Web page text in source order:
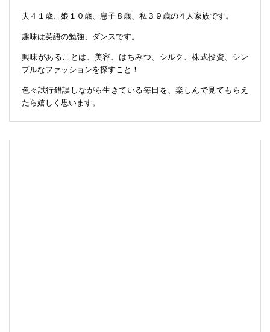
夫４１歳、娘１０歳、息子８歳、私３９歳の４人家族です。
趣味は英語の勉強、ダンスです。
興味があることは、美容、はちみつ、シルク、株式投資、シン
プルなファッションを探すこと！
色々試行錯誤しながら生きている毎日を、楽しんで見てもらえ
たら嬉しく思います。